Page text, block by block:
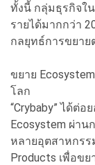
ทั้งนี้ กลุ่มธุรกิจใ
รายได้มากกว่า
กลยุทธ์การขยา
ขยาย
โลก
“Crybaby” ได้ต่
Ecosystem ผ่าน
หลายอุตสาหกรร
Products เพื่อขย